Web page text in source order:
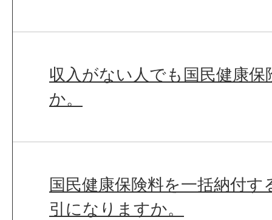
収入がない人でも国民健康
か。
国民健康保険料を一括納付す
引になりますか。